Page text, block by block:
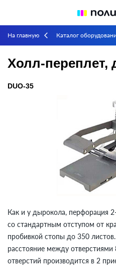
На главную arrow_back_ios Каталог
Холл-
DUO-35
Как и у дырокола, перфорация
со стандартным отступом от
пробивкой стопы до 350
расстояние между
отверстий производится в 2